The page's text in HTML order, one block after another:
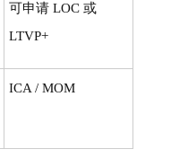
可申请 LOC 或
LTVP+
ICA / MOM